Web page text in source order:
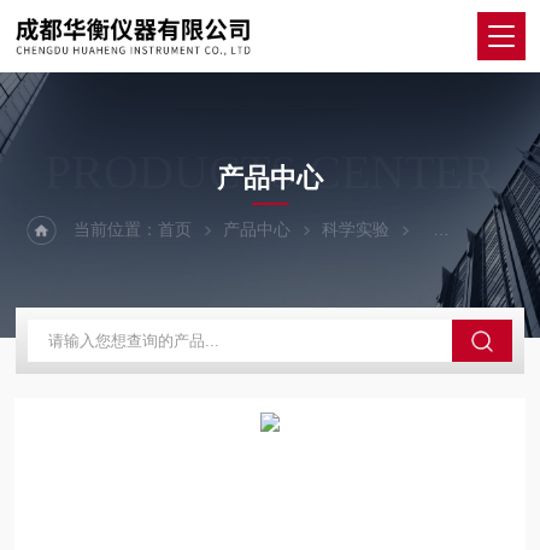
PRODUCTS CENTER
产品中心
当前位置：首页 产品中心 科学实验 其他仪器设备